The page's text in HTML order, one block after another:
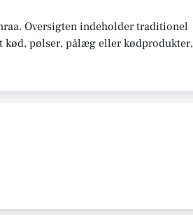
Oversigten indeholder traditionel
kød, pølser, pålæg eller kødprodukter,